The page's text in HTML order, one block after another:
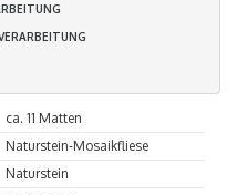
ca. 11 Matten
Naturstein-Mosaikfliese
Naturstein